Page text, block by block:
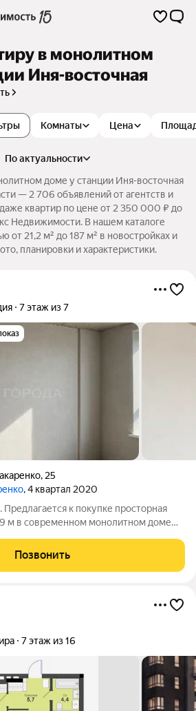
в монолитном
Иня-восточная
Комнаты Цена
по актуальности
доме у станции Иня-восточная
— 2 706 объявлений от агентств и
квартир по цене от 2 350 000 ₽ до
Недвижимости. В нашем каталоге
от 21,2 м² до 187 м² в новостройках и
планировки и характеристики.
7 этаж из 7
, 25
, 4 квартал 2020
к покупке просторная
м в современном монолитном доме
на последнем, 7 этаже, что
Позвонить
7 этаж из 16